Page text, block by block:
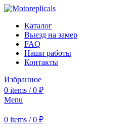
Каталог
Выезд на замер
FAQ
Наши работы
Контакты
Избранное
0 items / 0 ₽
Menu
0 items / 0 ₽